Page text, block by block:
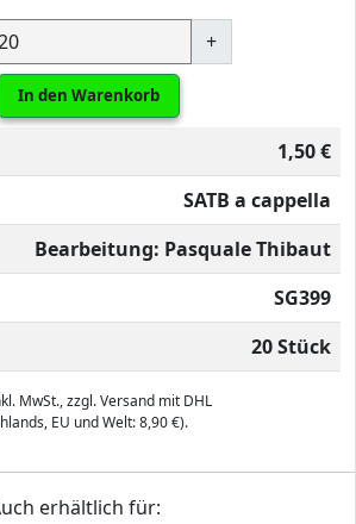
+
In den Warenkorb
1,50 €
SATB a cappella
Bearbeitung: Pasquale Thibaut
SG399
20 Stück
MwSt., zzgl. Versand mit DHL
EU und Welt: 8,90 €).
erhältlich für: